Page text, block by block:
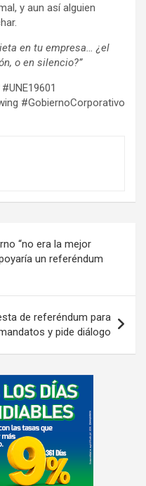
y aun así alguien
en tu empresa… ¿el
o en silencio?”
#GobiernoCorporativo
“no era la mejor
un referéndum
de referéndum para
y pide diálogo